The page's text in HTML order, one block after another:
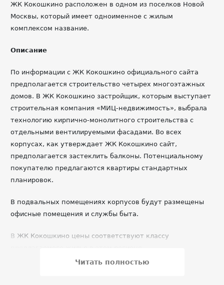
ЖК Кокошкино расположен в одном из поселков Новой
Москвы, который имеет одноименное с жилым
комплексом название.
Описание
По информации с ЖК Кокошкино официального сайта
предполагается строительство четырех многоэтажных
домов. В ЖК Кокошкино застройщик, которым выступает
строительная компания «МИЦ-недвижимость», выбрала
технологию кирпично-монолитного строительства с
отдельными вентилируемыми фасадами. Во всех
корпусах, как утверждает ЖК Кокошкино сайт,
предполагается застеклить балконы. Потенциальному
покупателю предлагаются квартиры стандартных
планировок.
В подвальных помещениях корпусов будут размещены
офисные помещения и службы быта.
В ЖК Кокошкино цены соответствуют классу
Читать полностью